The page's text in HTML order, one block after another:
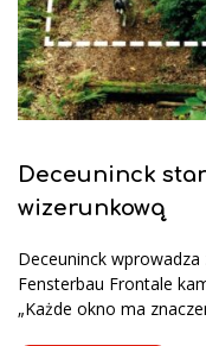
Deceuninck
wizerunkową
Deceuninck
Fensterbau Frontale
„Każde okno ma